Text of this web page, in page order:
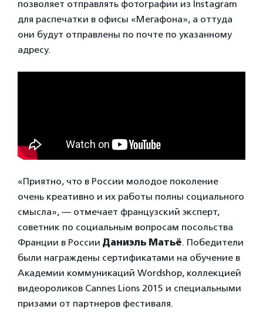
позволяет отправлять фотографии из Instagram
для распечатки в офисы «Мегафона», а оттуда
они будут отправлены по почте по указанному
адресу.
«Приятно, что в России молодое поколение
очень креативно и их работы полны социального
смысла», — отмечает французский эксперт,
советник по социальным вопросам посольства
Франции в России Даниэль Матьё. Победители
были награждены сертификатами на обучение в
Академии коммуникаций Wordshop, коллекцией
видеороликов Cannes Lions 2015 и специальными
призами от партнеров фестиваля.